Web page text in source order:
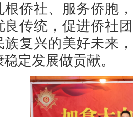
根侨社、服务侨胞
良传统，促进侨社
族复兴的美好未来
定发展做贡献。